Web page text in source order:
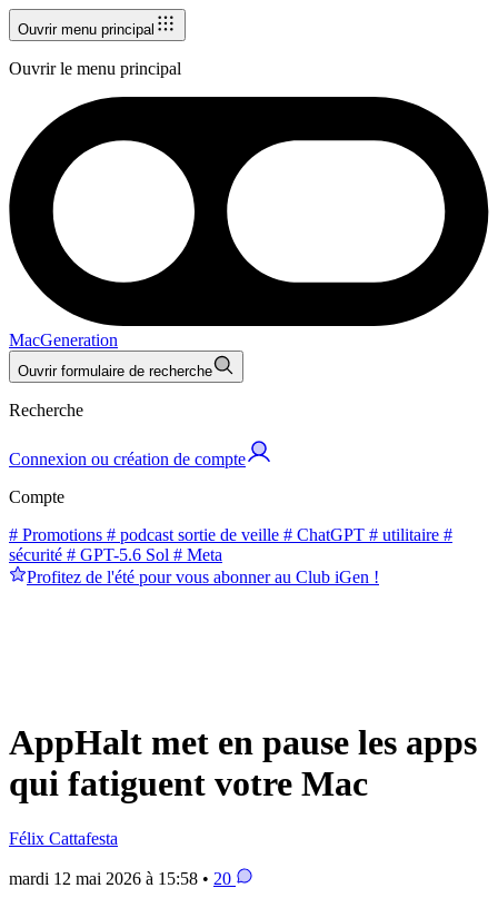
Ouvrir menu principal
Ouvrir le menu principal
MacGeneration
Ouvrir formulaire de recherche
Recherche
Connexion ou création de compte
Compte
# Promotions # podcast sortie de veille # ChatGPT # utilitaire #
sécurité # GPT-5.6 Sol # Meta
Profitez de l'été pour vous abonner au Club iGen !
AppHalt met en pause les apps
qui fatiguent votre Mac
Félix Cattafesta
mardi 12 mai 2026 à 15:58 • 20